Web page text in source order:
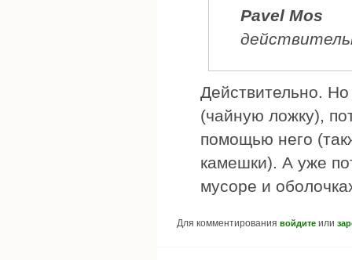
Pavel Mos
Действительно.
(чайную ложку),
помощью него
камешки). А уже
мусоре и
Для комментирования войдите или